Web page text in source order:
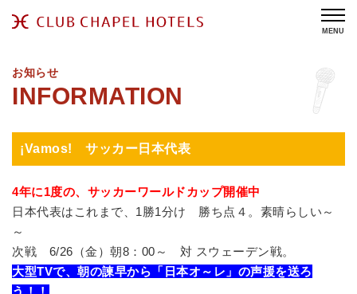
MENU
お知らせ
¡Vamos! サッカー日本代表
4年に1度の、サッカーワールドカップ開催中
日本代表はこれまで、1勝1分け 勝ち点４。素晴らしい～
～
次戦 6/26（金）朝8：00～ 対 スウェーデン戦。
大型TVで、朝の諫早から「日本オ～レ」の声援を送ろ
う！！